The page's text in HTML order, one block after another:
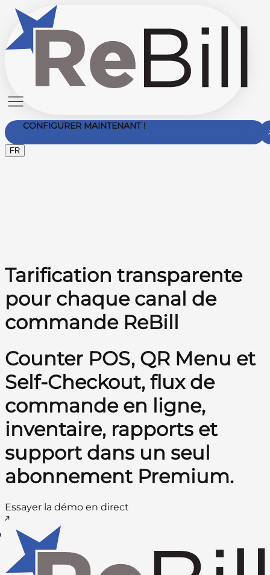
CONFIGURER MAINTENANT !
FR
Tarification transparente
pour chaque canal de
commande ReBill
Counter POS, QR Menu et
Self-Checkout, flux de
commande en ligne,
inventaire, rapports et
support dans un seul
abonnement Premium.
Essayer la démo en direct